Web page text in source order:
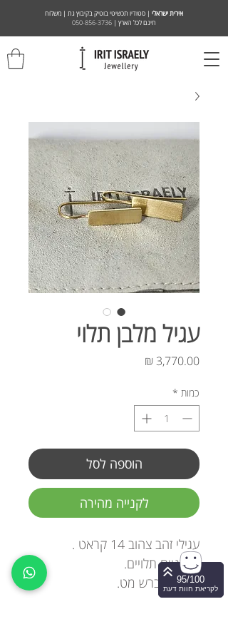
אירית ישראלי | סטודיו תכשיטי בוטיק בקיבוץ גת | משלוח
חינם לכל הארץ | 050-856-3736
עגיל מלבן תלוי
כמות *
הוספה לסל
לקנייה מהירה
עגילי זהב צהוב 14 קראט .
מלבניים תלויים.
גימור מוברש מט.
95/100
לקריאת חוות דעת